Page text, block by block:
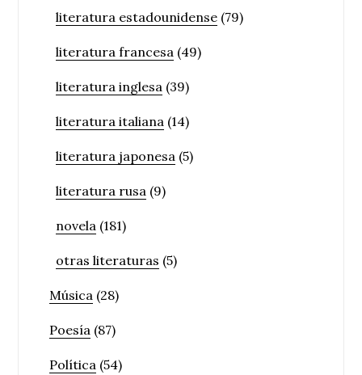
literatura estadounidense (79)
literatura francesa (49)
literatura inglesa (39)
literatura italiana (14)
literatura japonesa (5)
literatura rusa (9)
novela (181)
otras literaturas (5)
Música (28)
Poesía (87)
Política (54)